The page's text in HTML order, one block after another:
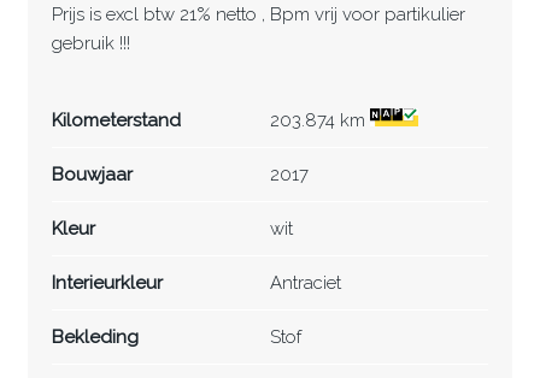
Prijs is excl btw 21% netto , Bpm vrij voor partikulier
gebruik !!!
Kilometerstand 203.874 km
Bouwjaar 2017
Kleur wit
Interieurkleur Antraciet
Bekleding Stof